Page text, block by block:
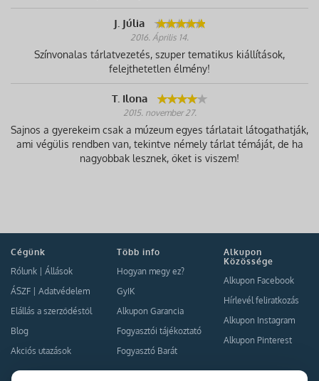
J. Júlia
2016. Április 14.
Színvonalas tárlatvezetés, szuper tematikus kiállítások,
felejthetetlen élmény!
T. Ilona
2015. november 27.
Sajnos a gyerekeim csak a múzeum egyes tárlatait látogathatják,
ami végülis rendben van, tekintve némely tárlat témáját, de ha
nagyobbak lesznek, őket is viszem!
Cégünk
Rólunk
Állások
ÁSZF
Adatvédelem
Elállás a szerződéstől
Blog
Akciós utazások
Több info
Hogyan megy ez?
GyIK
Alkupon Garancia
Fogyasztói tájékoztató
Fogyasztó Barát
Alkupon
Közössége
Alkupon Facebook
Hírlevél feliratkozás
Alkupon Instagram
Alkupon Pinterest